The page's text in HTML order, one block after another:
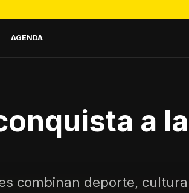
AGENDA
a la
combinan deporte,